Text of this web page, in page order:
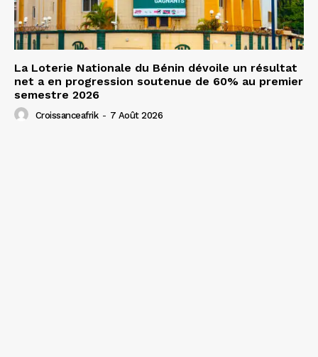
La Loterie Nationale du Bénin dévoile un résultat
net a en progression soutenue de 60% au premier
semestre 2026
Croissanceafrik - 7 Août 2026